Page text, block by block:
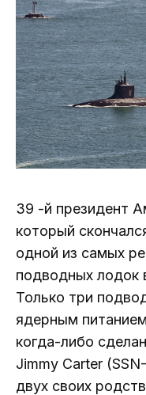
39 -й президент
который
одной из самых
подводных лодок
Только три
ядерным
когда-либо
Jimmy Carter
двух своих